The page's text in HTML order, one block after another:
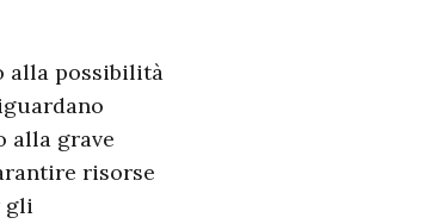
alla possibilità
alla grave
risorse
gli